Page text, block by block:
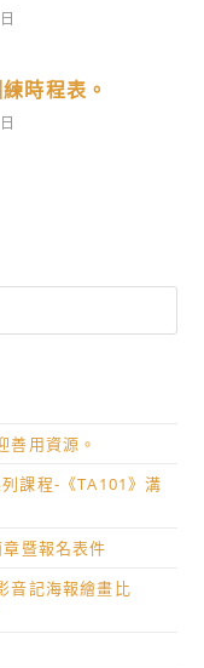
時程表。
善用資源。
課程-《TA101》溝
暨報名表件
音記海報繪畫比